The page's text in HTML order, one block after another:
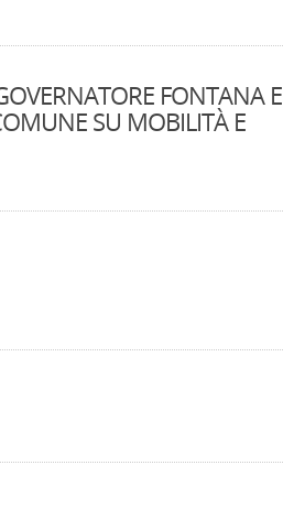
FONTANA E
SU MOBILITÀ E